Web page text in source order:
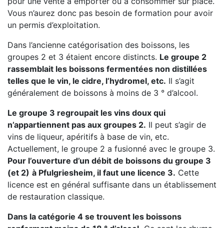
Vous n’aurez donc pas besoin de formation pour avoir
un permis d’exploitation.
Dans l’ancienne catégorisation des boissons, les
groupes 2 et 3 étaient encore distincts. Le groupe 2
rassemblait les boissons fermentées non distillées
telles que le vin, le cidre, l’hydromel, etc. Il s’agit
généralement de boissons à moins de 3 ° d’alcool.
Le groupe 3 regroupait les vins doux qui
n’appartiennent pas aux groupes 2. Il peut s’agir de
vins de liqueur, apéritifs à base de vin, etc.
Actuellement, le groupe 2 a fusionné avec le groupe 3.
Pour l’ouverture d’un débit de boissons du groupe 3
(et 2) à Pfulgriesheim, il faut une licence 3. Cette
licence est en général suffisante dans un établissement
de restauration classique.
Dans la catégorie 4 se trouvent les boissons